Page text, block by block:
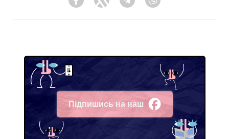
FacebookTwitter Telegram
Підпишись на наш
Facebook